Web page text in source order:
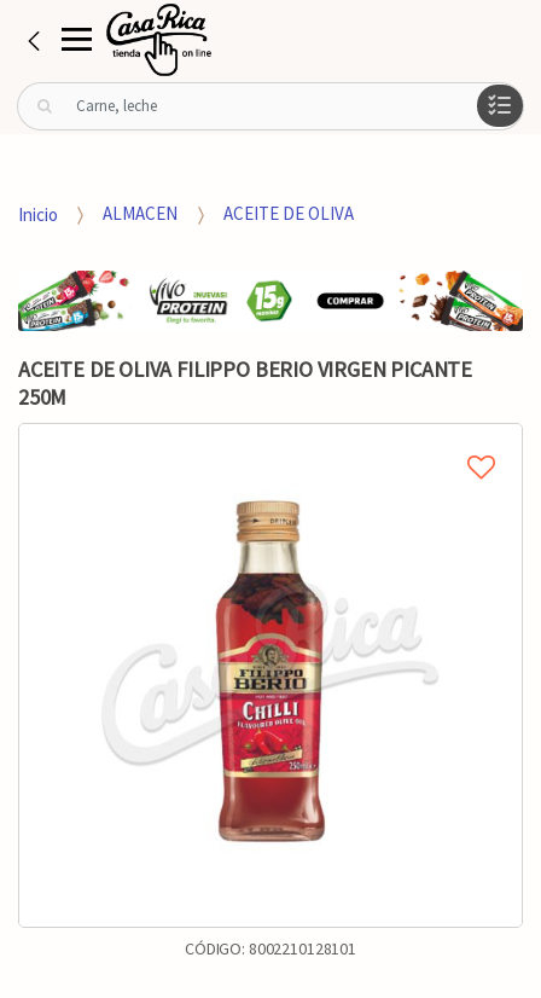
B
u
rInicio ALMACEN ACEITE DE OLIVA
ACEITE DE OLIVA FILIPPO BERIO VIRGEN PICANTE
250M
CÓDIGO: 8002210128101